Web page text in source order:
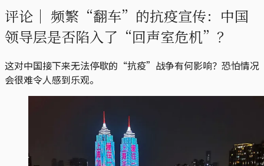
评论｜ 频繁“翻车”的抗疫宣传：中国
领导层是否陷入了“回声室危机”？
这对中国接下来无法停歇的“抗疫”战争有何影响？恐怕情况
会很难令人感到乐观。